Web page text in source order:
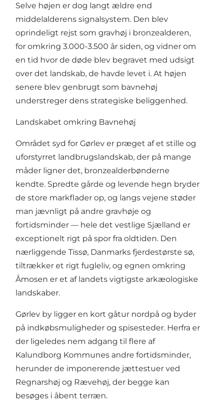
Selve højen er dog langt ældre end
middelalderens signalsystem. Den blev
oprindeligt rejst som gravhøj i bronzealderen,
for omkring 3.000-3.500 år siden, og vidner om
en tid hvor de døde blev begravet med udsigt
over det landskab, de havde levet i. At højen
senere blev genbrugt som bavnehøj
understreger dens strategiske beliggenhed.
Landskabet omkring Bavnehøj
Området syd for Gørlev er præget af et stille og
uforstyrret landbrugslandskab, der på mange
måder ligner det, bronzealderbønderne
kendte. Spredte gårde og levende hegn bryder
de store markflader op, og langs vejene støder
man jævnligt på andre gravhøje og
fortidsminder — hele det vestlige Sjælland er
exceptionelt rigt på spor fra oldtiden. Den
nærliggende Tissø, Danmarks fjerdestørste sø,
tiltrækker et rigt fugleliv, og egnen omkring
Åmosen er et af landets vigtigste arkæologiske
landskaber.
Gørlev by ligger en kort gåtur nordpå og byder
på indkøbsmuligheder og spisesteder. Herfra er
der ligeledes nem adgang til flere af
Kalundborg Kommunes andre fortidsminder,
herunder de imponerende jættestuer ved
Regnarshøj og Rævehøj, der begge kan
besøges i åbent terræn.